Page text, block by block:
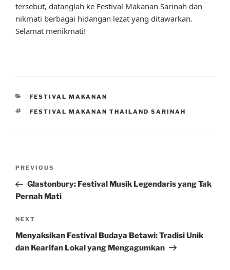
tersebut, datanglah ke Festival Makanan Sarinah dan
nikmati berbagai hidangan lezat yang ditawarkan.
Selamat menikmati!
CATEGORIES
FESTIVAL MAKANAN
TAGS
FESTIVAL MAKANAN THAILAND SARINAH
Previous
Post
PREVIOUS
Glastonbury: Festival Musik Legendaris yang Tak
Pernah Mati
Next
Post
NEXT
Menyaksikan Festival Budaya Betawi: Tradisi Unik
dan Kearifan Lokal yang Mengagumkan